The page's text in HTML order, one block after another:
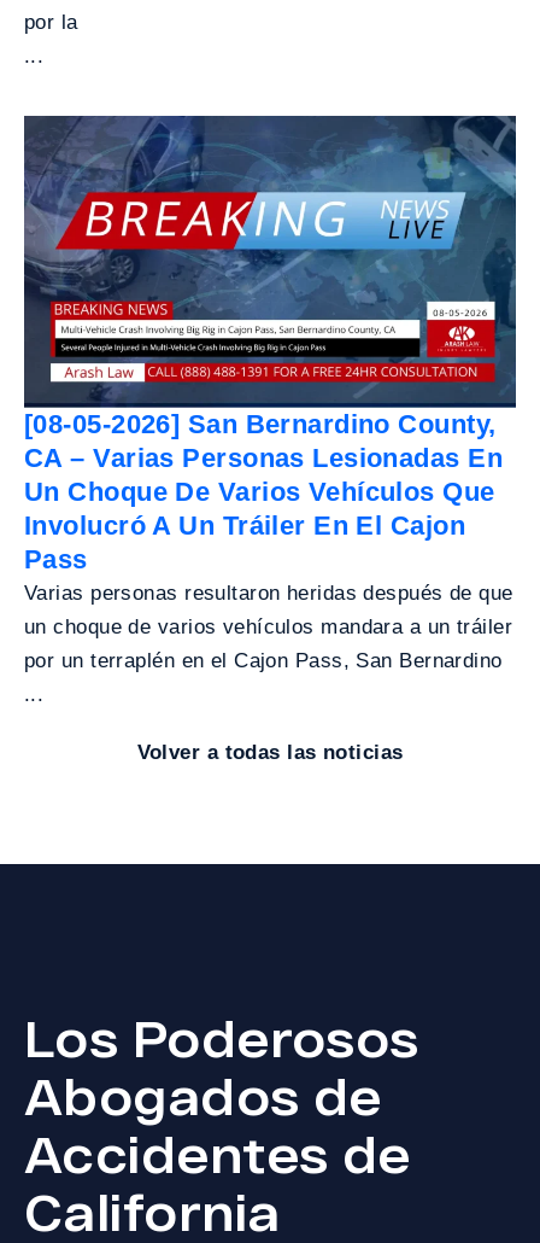
por la
...
[08-05-2026] San Bernardino County,
CA – Varias Personas Lesionadas En
Un Choque De Varios Vehículos Que
Involucró A Un Tráiler En El Cajon
Pass
Varias personas resultaron heridas después de que
un choque de varios vehículos mandara a un tráiler
por un terraplén en el Cajon Pass, San Bernardino
...
Volver a todas las noticias
Los Poderosos
Abogados de
Accidentes de
California